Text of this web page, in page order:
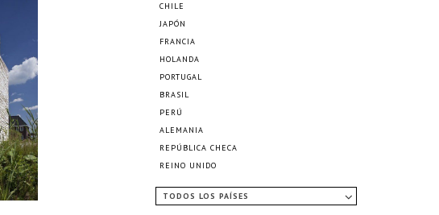
CHILE
JAPÓN
FRANCIA
HOLANDA
PORTUGAL
BRASIL
PERÚ
ALEMANIA
REPÚBLICA CHECA
REINO UNIDO
TODOS LOS PAÍSES